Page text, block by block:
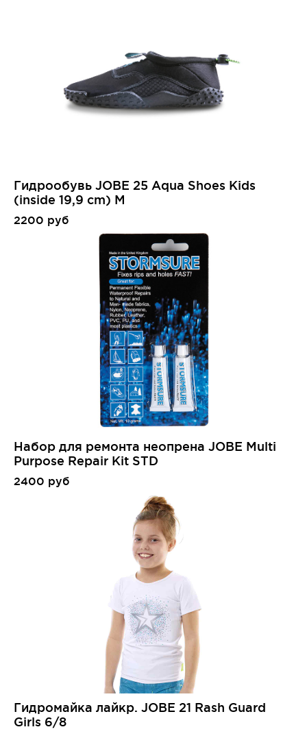
Гидрообувь JOBE 25 Aqua Shoes Kids
(inside 19,9 cm) M
2200 руб
Набор для ремонта неопрена JOBE Multi
Purpose Repair Kit STD
2400 руб
Гидромайка лайкр. JOBE 21 Rash Guard
Girls 6/8